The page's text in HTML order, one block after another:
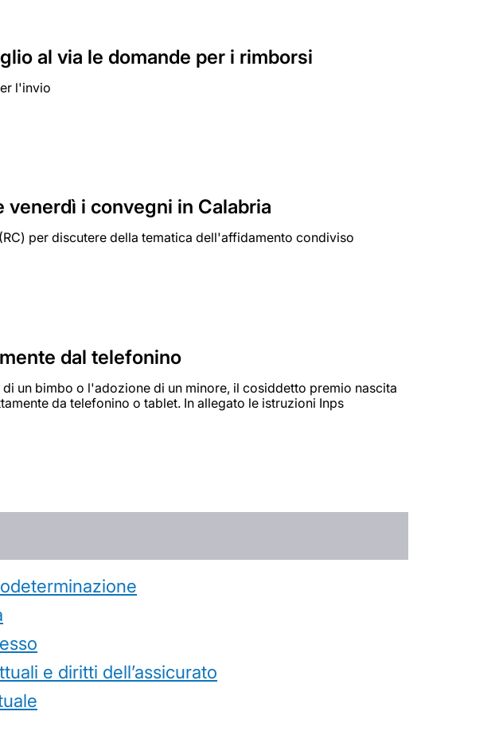
al via le domande per i rimborsi
l'invio
i convegni in Calabria
per discutere della tematica dell'affidamento condiviso
dal telefonino
un bimbo o l'adozione di un minore, il cosiddetto premio nascita
da telefonino o tablet. In allegato le istruzioni Inps
e diritti dell’assicurato